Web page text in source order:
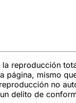
la reproducción
página, mismo
no
delito de